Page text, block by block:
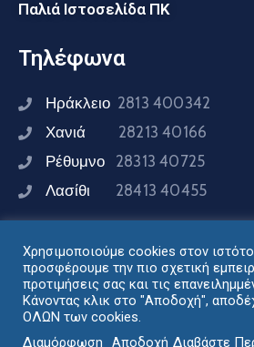
Παλιά Ιστοσελίδα ΠΚ
Τηλέφωνα
Ηράκλειο 2813 400342
Χανιά 28213 40166
Ρέθυμνο 28313 40725
Λασίθι 28413 40455
Συνδεθείτε μαζί μας
Σχεδιασμός - Ανάπτυξη:
Χρησιμοποιούμε cookies στον
προσφέρουμε την πιο σχετική
προτιμήσεις σας και τις
Κάνοντας κλικ στο "Αποδοχή",
ΟΛΩΝ των cookies.
Διαμόρφωση
Αποδοχή Διαβάστε